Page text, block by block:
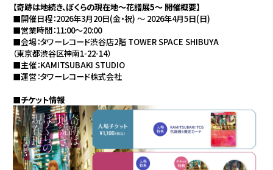
【奇跡は地続き、ぼくらの現在地〜花譜展5〜 開催概要】
■開催日程：2026年3月20日(金・祝) ～ 2026年4月5日(日)
■営業時間：11:00～20:00
■会場：タワーレコード渋谷店2階 TOWER SPACE SHIBUYA
（東京都渋谷区神南1-22-14）
■主催：KAMITSUBAKI STUDIO
■運営：タワーレコード株式会社
■チケット情報